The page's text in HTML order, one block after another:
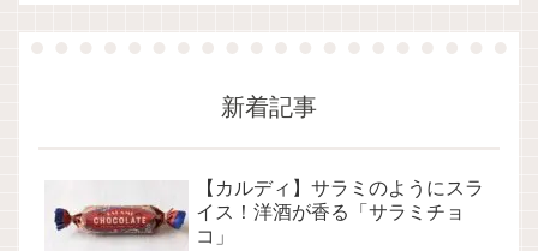
新着記事
【カルディ】サラミのようにスラ
イス！洋酒が香る「サラミチョ
コ」